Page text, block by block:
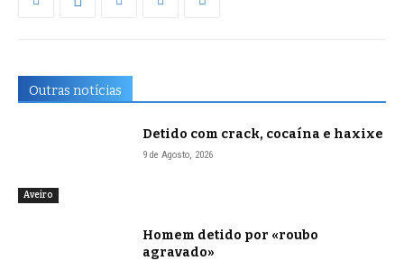
Outras notícias
Aveiro
Detido com crack, cocaína e haxixe
9 de Agosto, 2026
Homem detido por «roubo
agravado»